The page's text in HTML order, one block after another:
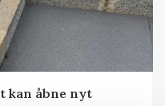
kan åbne nyt